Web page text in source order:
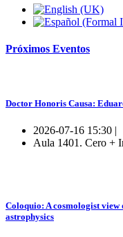
Próximos Eventos
Doctor Honoris Causa:
2026-07-16 15:30 |
Aula 1401. Cero +
Coloquio: A cosmologist
astrophysics